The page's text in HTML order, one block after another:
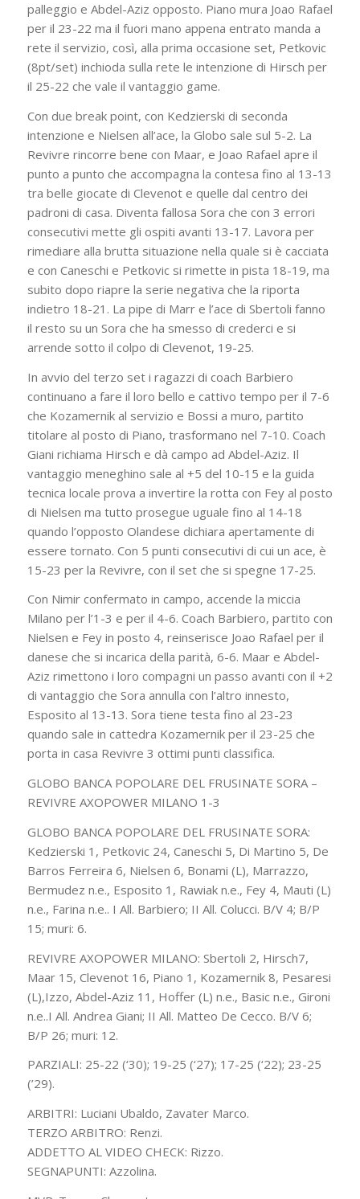
palleggio e Abdel-Aziz opposto. Piano mura Joao Rafael
per il 23-22 ma il fuori mano appena entrato manda a
rete il servizio, così, alla prima occasione set, Petkovic
(8pt/set) inchioda sulla rete le intenzione di Hirsch per
il 25-22 che vale il vantaggio game.
Con due break point, con Kedzierski di seconda
intenzione e Nielsen all’ace, la Globo sale sul 5-2. La
Revivre rincorre bene con Maar, e Joao Rafael apre il
punto a punto che accompagna la contesa fino al 13-13
tra belle giocate di Clevenot e quelle dal centro dei
padroni di casa. Diventa fallosa Sora che con 3 errori
consecutivi mette gli ospiti avanti 13-17. Lavora per
rimediare alla brutta situazione nella quale si è cacciata
e con Caneschi e Petkovic si rimette in pista 18-19, ma
subito dopo riapre la serie negativa che la riporta
indietro 18-21. La pipe di Marr e l’ace di Sbertoli fanno
il resto su un Sora che ha smesso di crederci e si
arrende sotto il colpo di Clevenot, 19-25.
In avvio del terzo set i ragazzi di coach Barbiero
continuano a fare il loro bello e cattivo tempo per il 7-6
che Kozamernik al servizio e Bossi a muro, partito
titolare al posto di Piano, trasformano nel 7-10. Coach
Giani richiama Hirsch e dà campo ad Abdel-Aziz. Il
vantaggio meneghino sale al +5 del 10-15 e la guida
tecnica locale prova a invertire la rotta con Fey al posto
di Nielsen ma tutto prosegue uguale fino al 14-18
quando l’opposto Olandese dichiara apertamente di
essere tornato. Con 5 punti consecutivi di cui un ace, è
15-23 per la Revivre, con il set che si spegne 17-25.
Con Nimir confermato in campo, accende la miccia
Milano per l’1-3 e per il 4-6. Coach Barbiero, partito con
Nielsen e Fey in posto 4, reinserisce Joao Rafael per il
danese che si incarica della parità, 6-6. Maar e Abdel-
Aziz rimettono i loro compagni un passo avanti con il +2
di vantaggio che Sora annulla con l’altro innesto,
Esposito al 13-13. Sora tiene testa fino al 23-23
quando sale in cattedra Kozamernik per il 23-25 che
porta in casa Revivre 3 ottimi punti classifica.
GLOBO BANCA POPOLARE DEL FRUSINATE SORA –
REVIVRE AXOPOWER MILANO 1-3
GLOBO BANCA POPOLARE DEL FRUSINATE SORA:
Kedzierski 1, Petkovic 24, Caneschi 5, Di Martino 5, De
Barros Ferreira 6, Nielsen 6, Bonami (L), Marrazzo,
Bermudez n.e., Esposito 1, Rawiak n.e., Fey 4, Mauti (L)
n.e., Farina n.e.. I All. Barbiero; II All. Colucci. B/V 4; B/P
15; muri: 6.
REVIVRE AXOPOWER MILANO: Sbertoli 2, Hirsch7,
Maar 15, Clevenot 16, Piano 1, Kozamernik 8, Pesaresi
(L),Izzo, Abdel-Aziz 11, Hoffer (L) n.e., Basic n.e., Gironi
n.e..I All. Andrea Giani; II All. Matteo De Cecco. B/V 6;
B/P 26; muri: 12.
PARZIALI: 25-22 (‘30); 19-25 (‘27); 17-25 (‘22); 23-25
(’29).
ARBITRI: Luciani Ubaldo, Zavater Marco.
TERZO ARBITRO: Renzi.
ADDETTO AL VIDEO CHECK: Rizzo.
SEGNAPUNTI: Azzolina.